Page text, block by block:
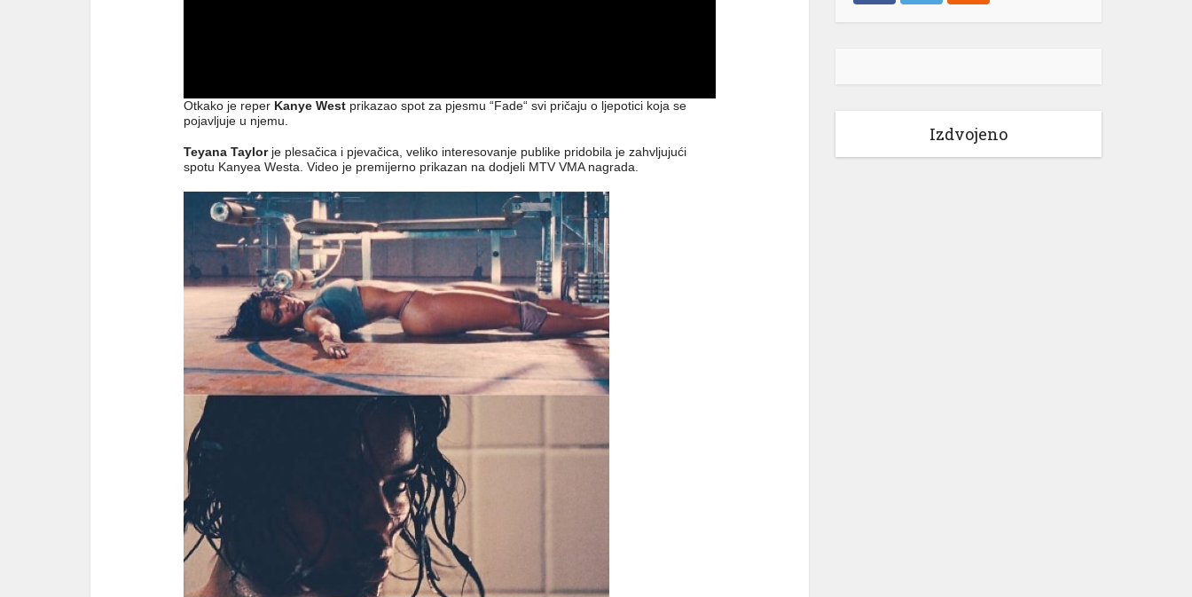
Otkako je reper Kanye West prikazao spot za pjesmu “Fade“ svi pričaju o ljepotici koja se
pojavljuje u njemu.
Teyana Taylorje plesačica i pjevačica, veliko interesovanje publike pridobila je zahvljujući
spotu Kanyea Westa. Video je premijerno prikazan na dodjeli MTV VMA nagrada.
Izdvojeno